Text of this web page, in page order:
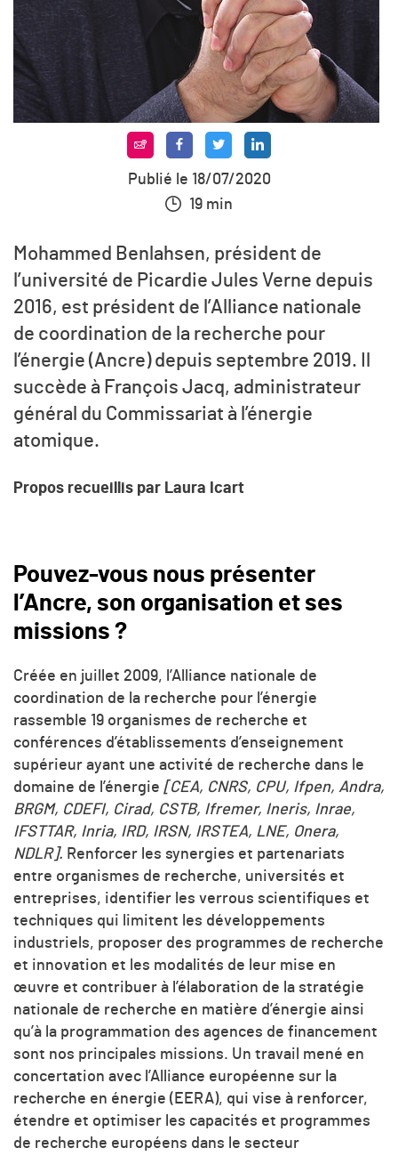
Publié le 18/07/2020
19 min
Mohammed Benlahsen, président de
l’université de Picardie Jules Verne depuis
2016, est président de l’Alliance nationale
de coordination de la recherche pour
l’énergie (Ancre) depuis septembre 2019. Il
succède à François Jacq, administrateur
général du Commissariat à l’énergie
atomique.
Propos recueillis par Laura Icart
Pouvez-vous nous présenter
l’Ancre, son organisation et ses
missions ?
Créée en juillet 2009, l’Alliance nationale de
coordination de la recherche pour l’énergie
rassemble 19 organismes de recherche et
conférences d’établissements d’enseignement
supérieur ayant une activité de recherche dans le
domaine de l’énergie [CEA, CNRS, CPU, Ifpen, Andra,
BRGM, CDEFI, Cirad, CSTB, Ifremer, Ineris, Inrae,
IFSTTAR, Inria, IRD, IRSN, IRSTEA, LNE, Onera,
NDLR]. Renforcer les synergies et partenariats
entre organismes de recherche, universités et
entreprises, identifier les verrous scientifiques et
techniques qui limitent les développements
industriels, proposer des programmes de recherche
et innovation et les modalités de leur mise en
œuvre et contribuer à l’élaboration de la stratégie
nationale de recherche en matière d’énergie ainsi
qu’à la programmation des agences de financement
sont nos principales missions. Un travail mené en
concertation avec l’Alliance européenne sur la
recherche en énergie (EERA), qui vise à renforcer,
étendre et optimiser les capacités et programmes
de recherche européens dans le secteur